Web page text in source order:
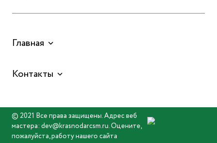
Главная
Контакты
© 2021 Все права защищены. Адрес веб
мастера: dev@krasnodarcsm.ru. Оцените,
пожалуйста, работу нашего сайта